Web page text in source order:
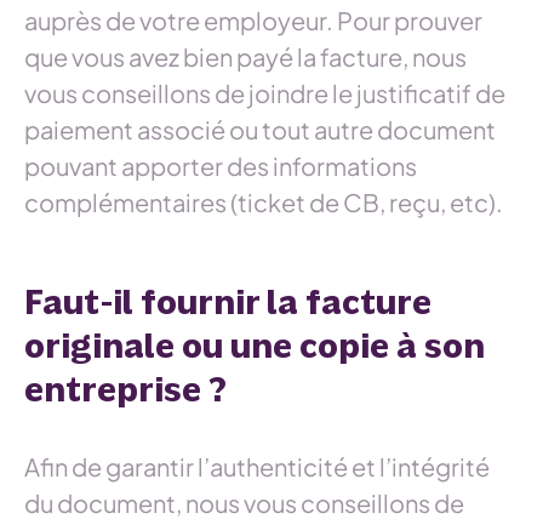
auprès de votre employeur. Pour prouver
que vous avez bien payé la facture, nous
vous conseillons de joindre le justificatif de
paiement associé ou tout autre document
pouvant apporter des informations
complémentaires (ticket de CB, reçu, etc).
Faut-il fournir la facture
originale ou une copie à son
entreprise ?
Afin de garantir l’authenticité et l’intégrité
du document, nous vous conseillons de